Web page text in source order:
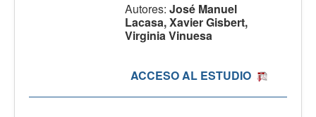
Autores: José Manuel
Lacasa, Xavier Gisbert,
Virginia Vinuesa
ACCESO AL ESTUDIO